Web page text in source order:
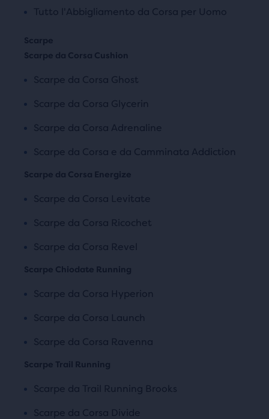
Tutto l'Abbigliamento da Corsa per Uomo
Scarpe da Corsa Cushion
Scarpe da Corsa Ghost
Scarpe da Corsa Glycerin
Scarpe da Corsa Adrenaline
Scarpe da Corsa e da Camminata Addiction
Scarpe da Corsa Energize
Scarpe da Corsa Levitate
Scarpe da Corsa Ricochet
Scarpe da Corsa Revel
Scarpe Chiodate Running
Scarpe da Corsa Hyperion
Scarpe da Corsa Launch
Scarpe da Corsa Ravenna
Scarpe Trail Running
Scarpe da Trail Running Brooks
Scarpe da Corsa Divide